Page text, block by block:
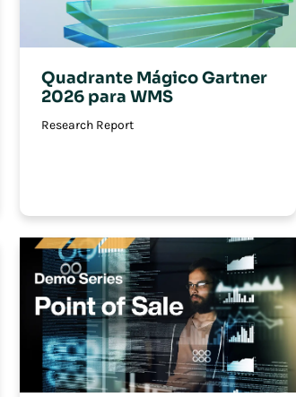
Quadrante Mágico Gartner
2026 para WMS
Research Report